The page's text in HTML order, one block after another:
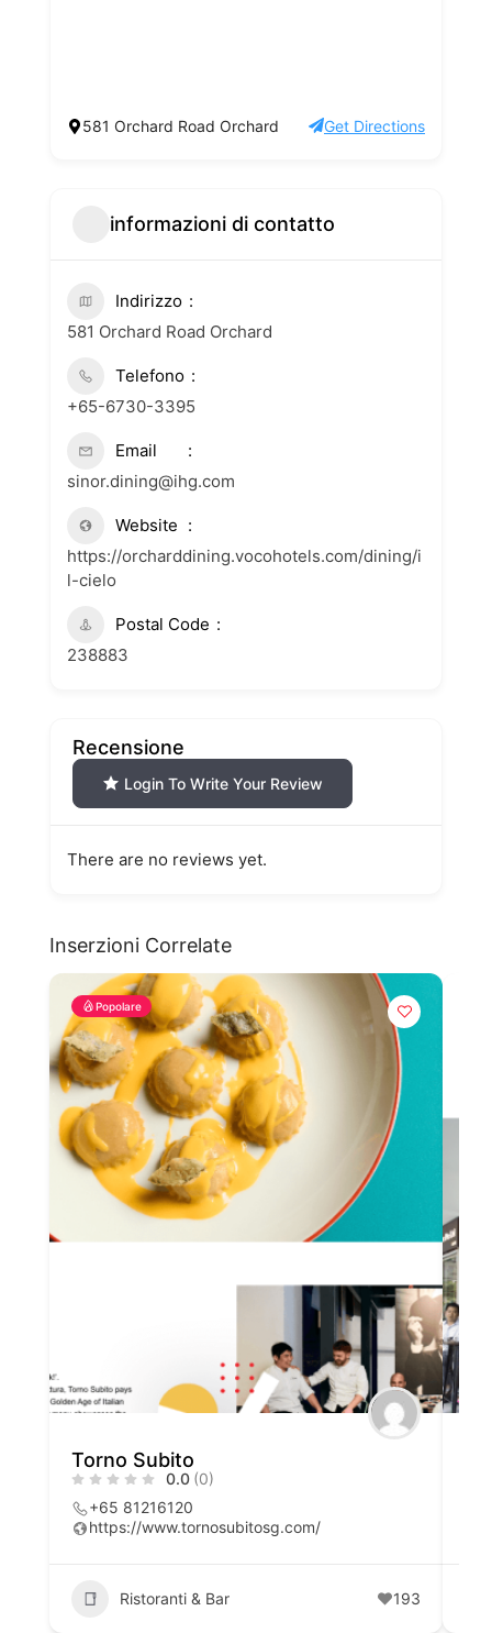
581 Orchard Road Orchard Get Directions
informazioni di contatto
Indirizzo
581 Orchard Road Orchard
Telefono
+65-6730-3395
Email
sinor.dining@ihg.com
Website
https://orcharddining.vocohotels.com/dining/i
l-cielo
Postal Code
238883
Recensione
Login To Write Your Review
There are no reviews yet.
Inserzioni Correlate
Popolare
Torno Subito
0.0 (0)
+65 81216120
https://www.tornosubitosg.com/
Ristoranti & Bar 193